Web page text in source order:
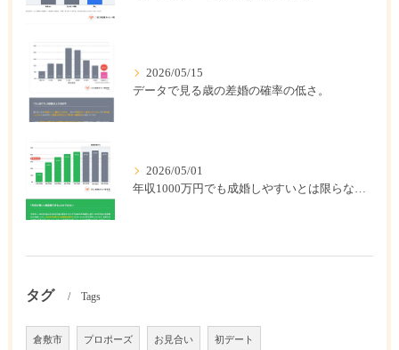
2026/05/15
データで見る歳の差婚の確率の低さ。
2026/05/01
年収1000万円でも成婚しやすいとは限らない? 「年収帯別の成婚率」のリアル
タグ Tags
倉敷市 プロポーズ お見合い 初デート